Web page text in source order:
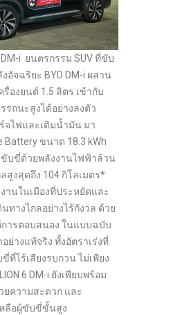
DM-i ยนตรกรรม SUV ที่ขับ
อัจฉริยะ BYD DM-i ผสาน
รื่องยนต์ 1.5 ลิตร เข้ากับ
รถนะสูงได้อย่างลงตัว
จไฟและเติมน้ำมัน มา
Battery ขนาด 18.3 kWh
บขี่ด้วยพลังงานไฟฟ้าล้วน
สูงสุดถึง 104 กิโลเมตร*
านในเมืองที่ประหยัดและ
ทางไกลอย่างไร้กังวล ด้วย
ารตอบสนอง ในแบบฉบับ
ย่างแท้จริง ทั้งอัตราเร่งที่
ที่ไร้เสียงรบกวน ไม่เพียง
6 DM-i ยังเพียบพร้อม
ความสะดวก และ
ลือผู้ขับขี่ขั้นสูง